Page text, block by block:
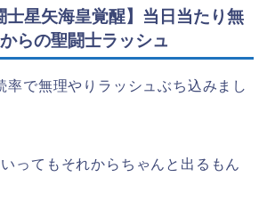
星矢海皇覚醒】当日当たり無
らの聖闘士ラッシュ
率で無理やりラッシュぶち込みまし
ってもそれからちゃんと出るもん